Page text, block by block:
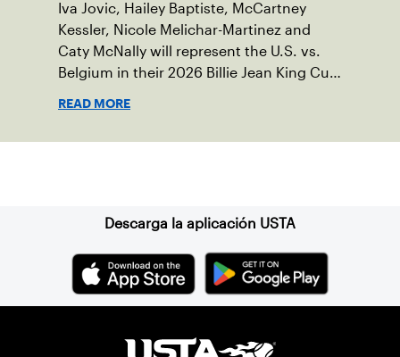
Iva Jovic, Hailey Baptiste, McCartney
Kessler, Nicole Melichar-Martinez and
Caty McNally will represent the U.S. vs.
Belgium in their 2026 Billie Jean King Cup
READ MORE
Descarga la aplicación USTA